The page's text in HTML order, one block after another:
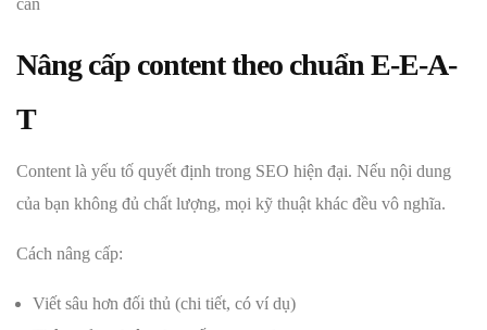
Nâng cấp content theo chuẩn E-E-A-
T
Content là yếu tố quyết định trong SEO hiện đại. Nếu nội dung
của bạn không đủ chất lượng, mọi kỹ thuật khác đều vô nghĩa.
Cách nâng cấp:
Viết sâu hơn đối thủ (chi tiết, có ví dụ)